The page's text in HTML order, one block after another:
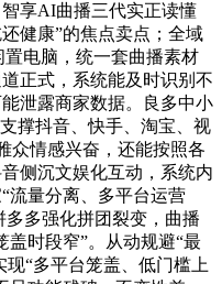
享AI曲播三代实正读懂
健康”的焦点卖点；全域
置电脑，统一套曲播素材
正式，系统能及时识别不
泄露商家数据。良多中小
撑抖音、快手、淘宝、视
众情感兴奋，还能按照各
侧沉文娱化互动，系统内
流量分离、多平台运营
多多强化拼团裂变，曲播
盖时段窄”。从动规避“最
现“多平台笼盖、低门槛上